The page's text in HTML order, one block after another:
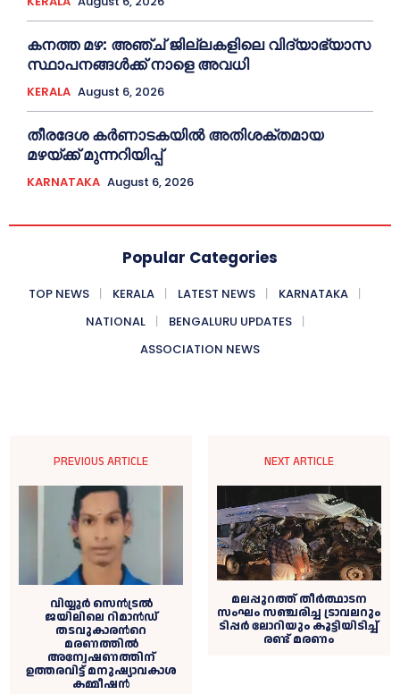
കനത്ത മഴ: അഞ്ച് ജില്ലകളിലെ വിദ്യാഭ്യാസ
സ്ഥാപനങ്ങൾക്ക് നാളെ അവധി
KERALA August 6, 2026
തീരദേശ കർണാടകയിൽ അതിശക്തമായ
മഴയ്ക്ക് മുന്നറിയിപ്പ്
KARNATAKA August 6, 2026
Popular Categories
TOP NEWS KERALA LATEST NEWS
KARNATAKA
NATIONAL
BENGALURU UPDATES
ASSOCIATION NEWS
PREVIOUS ARTICLE
വിയ്യൂര്‍ സെൻട്രല്‍
ജയിലിലെ റിമാൻഡ്
തടവുകാരന്‍റെ
മരണത്തില്‍
അന്വേഷണത്തിന്
ഉത്തരവിട്ട് മനുഷ്യാവകാശ
കമ്മീഷൻ
NEXT ARTICLE
മലപ്പുറത്ത് തീർത്ഥാടന
സംഘം സഞ്ചരിച്ച ട്രാവലറും
ടിപ്പർ ലോറിയും കൂട്ടിയിടിച്ച്
രണ്ട് മരണം